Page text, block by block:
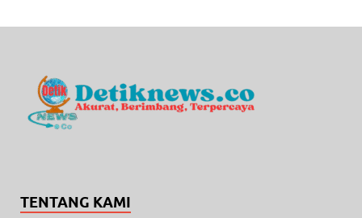
TENTANG KAMI